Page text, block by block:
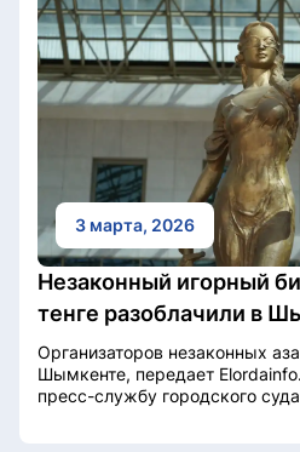
3 марта, 2026
Незаконный игорный
тенге разоблачили в
Организаторов незаконных
Шымкенте, передает
пресс-службу городского